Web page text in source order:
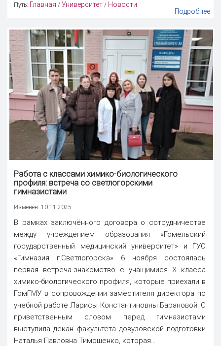
Путь: Главная / Университет / Новости
Подробнее
Работа с классами химико-биологического
профиля: встреча со светлогорскими
гимназистами
Изменен: 10.11.2025
В рамках заключённого договора о сотрудничестве
между учреждением образования «Гомельский
государственный медицинский университет» и ГУО
«Гимназия г.Светлогорска» 6 ноября состоялась
первая встреча-знакомство с учащимися X класса
химико-биологического профиля, которые приехали в
ГомГМУ в сопровождении заместителя директора по
учебной работе Ларисы Константиновны Барановой. С
приветственным словом перед гимназистами
выступила декан факультета довузовской подготовки
Наталья Павловна Тимошенко, которая...